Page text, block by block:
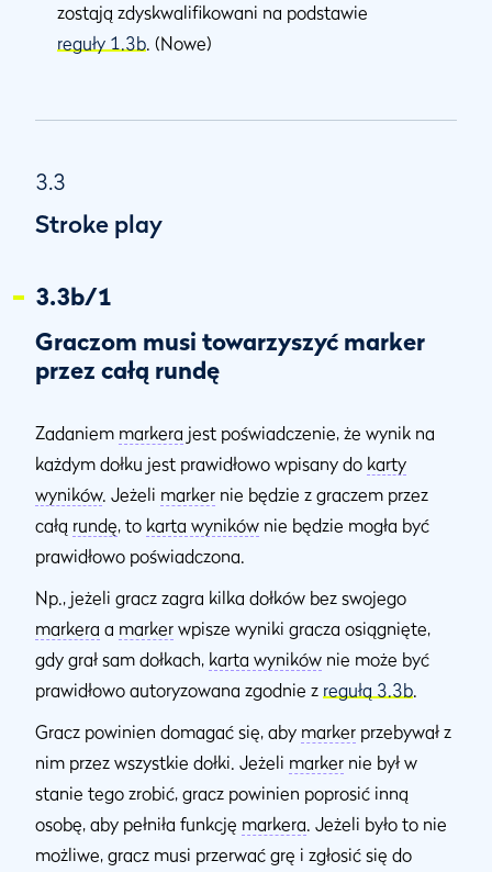
zostają zdyskwalifikowani na podstawie
reguły 1.3b. (Nowe)
3.3
Stroke play
3.3b/1
Graczom musi towarzyszyć marker
przez całą rundę
Zadaniem markera jest poświadczenie, że wynik na
każdym dołku jest prawidłowo wpisany do karty
wyników. Jeżeli marker nie będzie z graczem przez
całą rundę, to karta wyników nie będzie mogła być
prawidłowo poświadczona.
Np., jeżeli gracz zagra kilka dołków bez swojego
markera a marker wpisze wyniki gracza osiągnięte,
gdy grał sam dołkach, karta wyników nie może być
prawidłowo autoryzowana zgodnie z regułą 3.3b.
Gracz powinien domagać się, aby marker przebywał z
nim przez wszystkie dołki. Jeżeli marker nie był w
stanie tego zrobić, gracz powinien poprosić inną
osobę, aby pełniła funkcję markera. Jeżeli było to nie
możliwe, gracz musi przerwać grę i zgłosić się do